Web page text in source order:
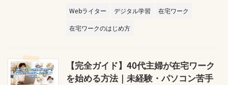
Webライター デジタル学習
在宅ワーク
在宅ワークのはじめ方
【完全ガイド】40代主婦が在宅ワーク
を始める方法｜未経験・パソコン苦手